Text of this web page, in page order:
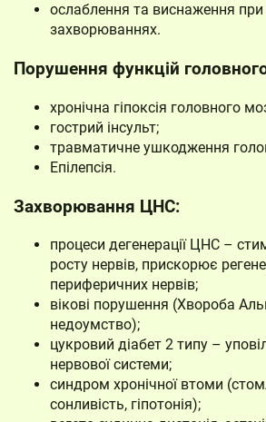
ослаблення та виснаження при
захворюваннях.
Порушення функцій
хронічна гіпоксія головного
гострий інсульт;
травматичне ушкодження
Епілепсія.
Захворювання ЦНС:
процеси дегенерації ЦНС –
росту нервів, прискорює
периферичних нервів;
вікові порушення (Хвороба
недоумство);
цукровий діабет 2 типу –
нервової системи;
синдром хронічної втоми
сонливість, гіпотонія);